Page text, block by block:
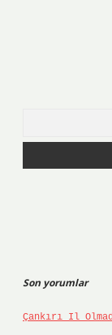
Son yorumlar
Çankırı Il